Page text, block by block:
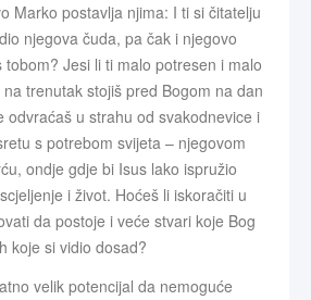
Marko postavlja njima: I ti si čitatelju
njegova čuda, pa čak i njegovo
tobom? Jesi li ti malo potresen i malo
trenutak stojiš pred Bogom na dan
odvraćaš u strahu od svakodnevice i
s potrebom svijeta – njegovom
ondje gdje bi Isus lako ispružio
i život. Hoćeš li iskoračiti u
da postoje i veće stvari koje Bog
koje si vidio dosad?
velik potencijal da nemoguće